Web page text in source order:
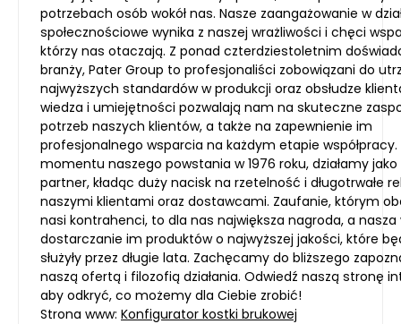
potrzebach osób wokół nas. Nasze zaangażowanie w
społecznościowe wynika z naszej wrażliwości i chęci
którzy nas otaczają. Z ponad czterdziestoletnim
branży, Pater Group to profesjonaliści zobowiązani do
najwyższych standardów w produkcji oraz obsłudze
wiedza i umiejętności pozwalają nam na skuteczne
potrzeb naszych klientów, a także na zapewnienie im
profesjonalnego wsparcia na każdym etapie współpracy.
momentu naszego powstania w 1976 roku, działamy
partner, kładąc duży nacisk na rzetelność i długotrwałe
naszymi klientami oraz dostawcami. Zaufanie, którym
nasi kontrahenci, to dla nas największa nagroda, a nasza
dostarczanie im produktów o najwyższej jakości, które
służyły przez długie lata. Zachęcamy do bliższego
naszą ofertą i filozofią działania. Odwiedź naszą stronę
aby odkryć, co możemy dla Ciebie zrobić!
Strona www: Konfigurator kostki brukowej